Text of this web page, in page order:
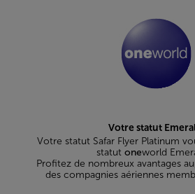
Votre statut
Votre statut Safar Flyer Platinum
statut oneworld
Profitez de nombreux avantages
des compagnies aériennes